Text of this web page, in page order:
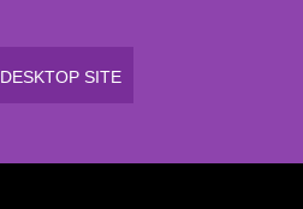
DESKTOP SITE